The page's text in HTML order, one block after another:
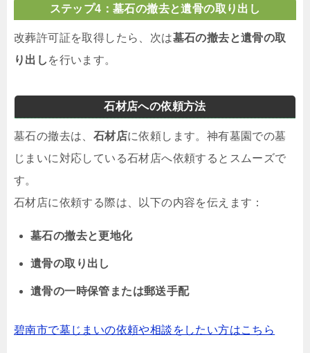
ステップ4：墓石の撤去と遺骨の取り出し
改葬許可証を取得したら、次は墓石の撤去と遺骨の取
り出し を行います。
石材店への依頼方法
墓石の撤去は、 石材店に依頼します。神有墓園での墓
じまいに対応している石材店へ依頼するとスムーズで
す。
石材店に依頼する際は、以下の内容を伝えます：
墓石の撤去と更地化
遺骨の取り出し
遺骨の一時保管または郵送手配
碧南市で墓じまいの依頼や相談をしたい方はこちら